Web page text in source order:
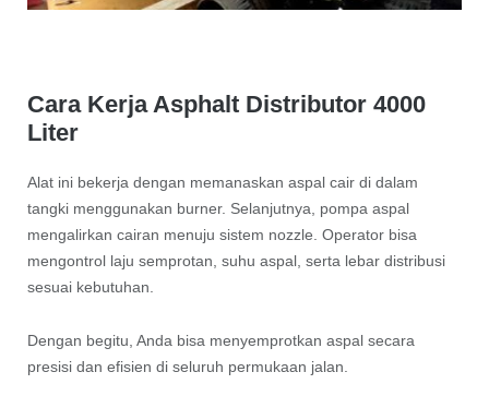
Cara Kerja Asphalt Distributor 4000
Liter
Alat ini bekerja dengan memanaskan aspal cair di dalam
tangki menggunakan burner. Selanjutnya, pompa aspal
mengalirkan cairan menuju sistem nozzle. Operator bisa
mengontrol laju semprotan, suhu aspal, serta lebar distribusi
sesuai kebutuhan.
Dengan begitu, Anda bisa menyemprotkan aspal secara
presisi dan efisien di seluruh permukaan jalan.